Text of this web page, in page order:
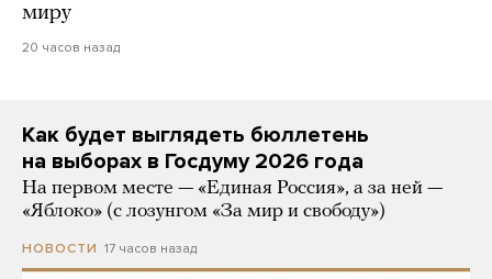
миру
20 часов назад
Как будет выглядеть бюллетень
на выборах в Госдуму 2026 года
На первом месте — «Единая Россия», а за ней —
«Яблоко» (с лозунгом «За мир и свободу»)
НОВОСТИ 17 часов назад